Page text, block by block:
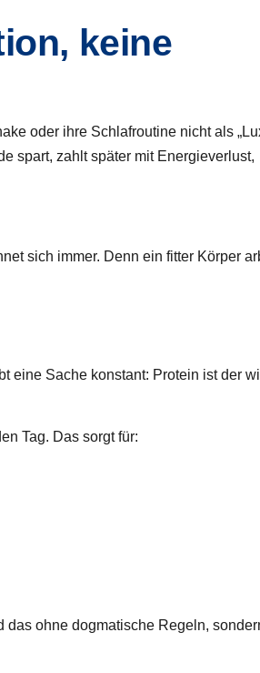
keine
oder ihre Schlafroutine nicht als
spart, zahlt später mit Energieverlust,
sich immer. Denn ein fitter Körper
eine Sache konstant: Protein ist der
Tag. Das sorgt für:
ohne dogmatische Regeln,